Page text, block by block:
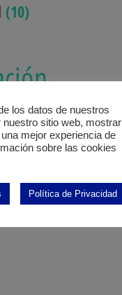
(10)
los datos de nuestros
sitio web, mostrar
mejor experiencia de
sobre las cookies
Política de Privacidad